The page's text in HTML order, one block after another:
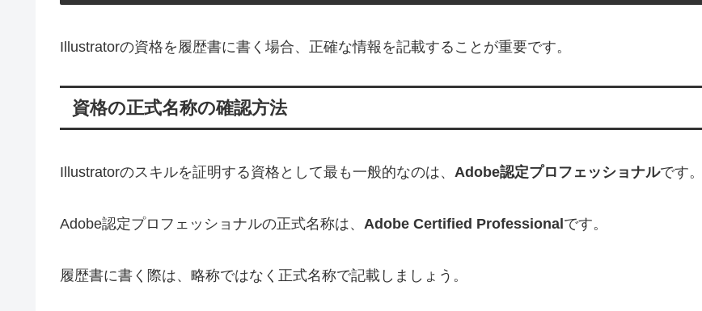
Illustratorの資格を履歴書に書く場合、正確な情報を記載することが重要です。
資格の正式名称の確認方法
Illustratorのスキルを証明する資格として最も一般的なのは、 Adobe認定プロフェッショナルです。
Adobe認定プロフェッショナルの正式名称は、 Adobe Certified Professionalです。
履歴書に書く際は、略称ではなく正式名称で記載しましょう。